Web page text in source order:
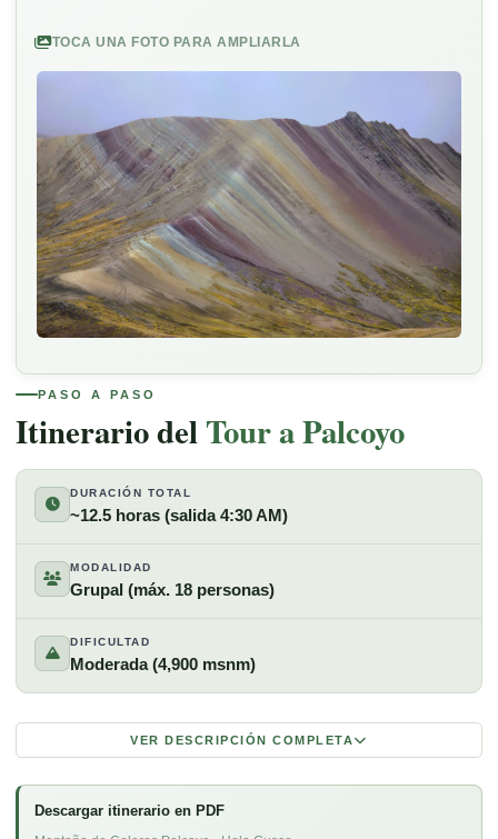
TOCA UNA FOTO PARA AMPLIARLA
PASO A PASO
Itinerario delTour a Palcoyo
DURACIÓN TOTAL
~12.5 horas (salida 4:30 AM)
MODALIDAD
Grupal (máx. 18 personas)
DIFICULTAD
Moderada (4,900 msnm)
VER DESCRIPCIÓN COMPLETA
ElTour a la Montaña de Colores Palcoyo
Descargar itinerario en PDF